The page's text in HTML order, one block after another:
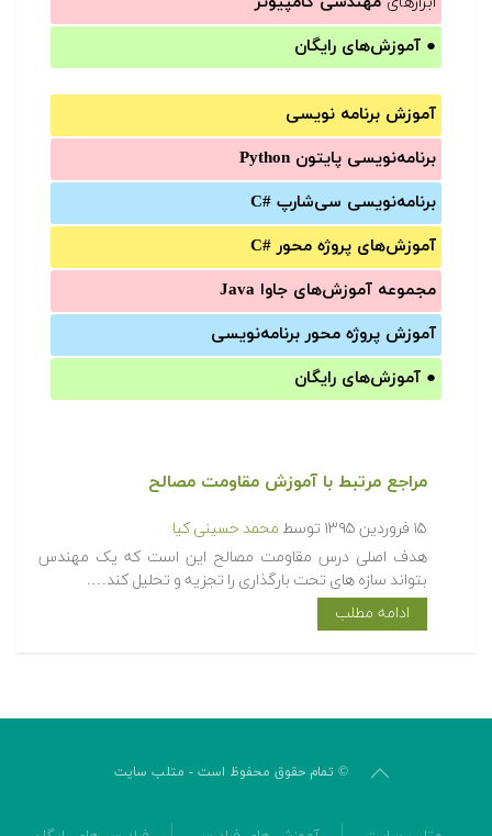
● آموزش‌های رایگان
آموزش برنامه نویسی
برنامه‌نویسی پایتون Python
برنامه‌‌نویسی سی‌شارپ C#‎
آموزش‌های پروژه محور #C
مجموعه آموزش‌های جاوا Java
آموزش‌ پروژه محور برنامه‌نویسی
● آموزش‌های رایگان
مراجع مرتبط با آموزش مقاومت مصالح‎
۱۵ فروردین ۱۳۹۵ توسط محمد حسینی کیا
هدف اصلی درس مقاومت مصالح این است که یک مهندس
بتواند سازه های تحت بارگذاری را تجزیه و تحلیل کند….
ادامه مطلب
© تمام حقوق محفوظ است - متلب سایت